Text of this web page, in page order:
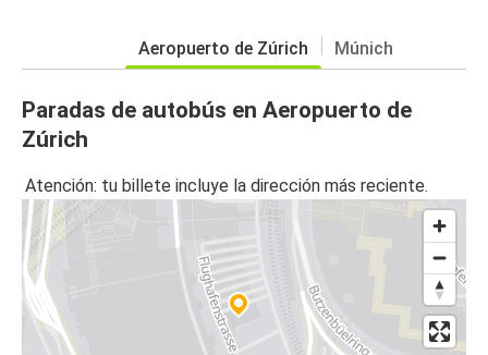
Aeropuerto de Zúrich Múnich
Paradas de autobús en Aeropuerto de
Zúrich
Atención: tu billete incluye la dirección más reciente.